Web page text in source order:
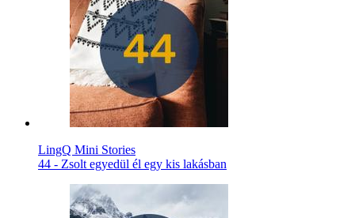
LingQ Mini Stories
44 - Zsolt egyedül él egy kis lakásban